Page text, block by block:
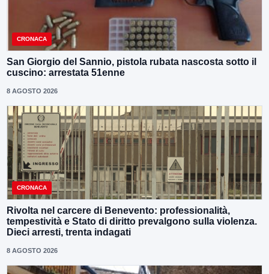
CRONACA
San Giorgio del Sannio, pistola rubata nascosta sotto il
cuscino: arrestata 51enne
8 AGOSTO 2026
CRONACA
Rivolta nel carcere di Benevento: professionalità,
tempestività e Stato di diritto prevalgono sulla violenza.
Dieci arresti, trenta indagati
8 AGOSTO 2026